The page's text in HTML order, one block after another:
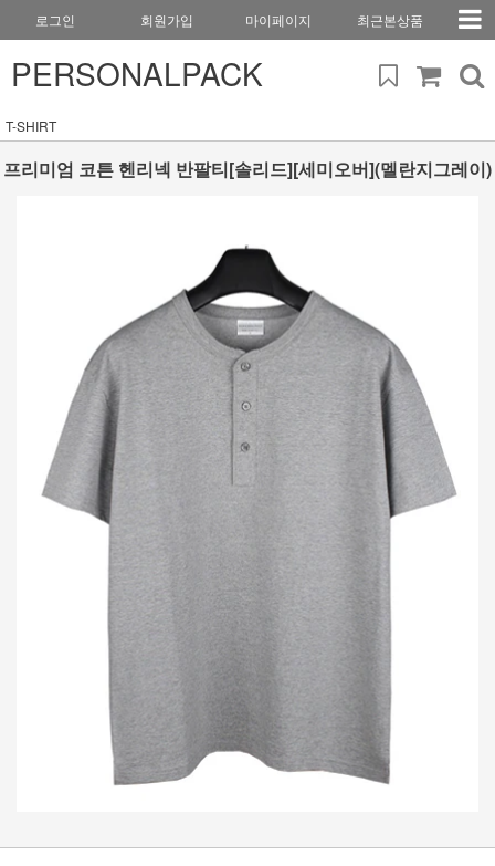
로그인 회원가입 마이페이지 최근본상품
PERSONALPACK
T-SHIRT
프리미엄 코튼 헨리넥 반팔티[솔리드][세미오버](멜란지그레이)